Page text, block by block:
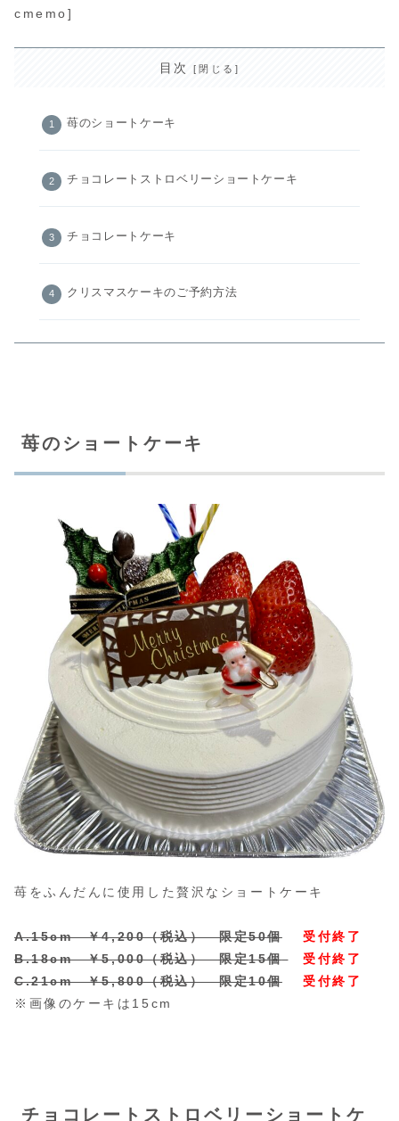
cmemo]
目次
苺のショートケーキ
チョコレートストロベリーショートケーキ
チョコレートケーキ
クリスマスケーキのご予約方法
苺のショートケーキ
苺をふんだんに使用した贅沢なショートケーキ
A.15cm ￥4,200（税込） 限定50個
受付終了
B.18cm ￥5,000（税込） 限定15個
受付終了
C.21cm ￥5,800（税込） 限定10個
受付終了
※画像のケーキは15cm
チョコレートストロベリーショートケ